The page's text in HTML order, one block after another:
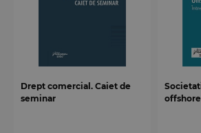
Drept comercial. Caiet de
seminar
offshore